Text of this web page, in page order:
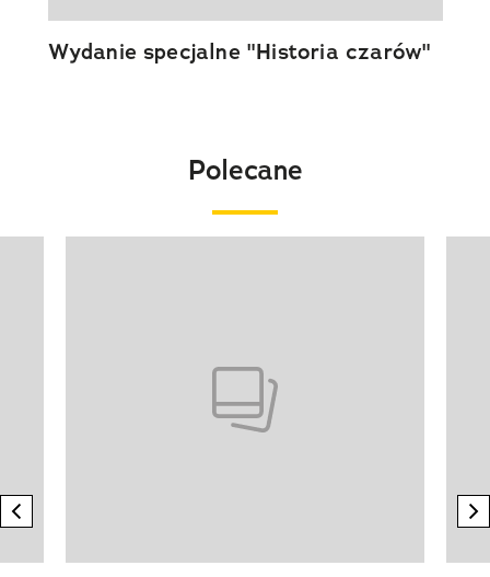
Wydanie specjalne "Historia czarów"
Polecane
previous element